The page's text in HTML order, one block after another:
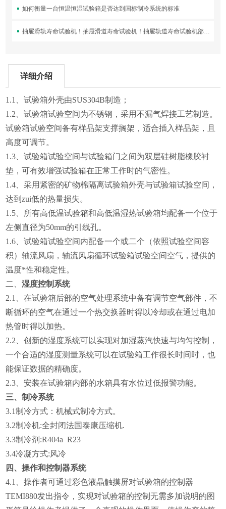
如何衡量一台恒温恒湿试验箱是否达到国标制冷系统的标准
抽屉滑轨寿命试验机！抽屉滑道寿命试验机！抽屉轨道寿命试验机部分客户订购！
详细介绍
1.1、试验箱外壳由SUS304B制造；
1.2、试验箱试验空间为不锈钢，采用不漏气焊接工艺制造。
试验箱试验空间备有样品架支撑搁架，适合插入样品架，且
高度可调节。
1.3、试验箱试验空间与试验箱门之间为双层硅树脂橡胶衬
垫，可有效增强试验箱在正常工作时的气密性。
1.4、采用紧密的矿物棉隔离试验箱外壳与试验箱试验空间，
达到zui低的热量损失。
1.5、所有高低温试验箱和高低温湿热试验箱均配备一个位于
左侧直径为50mm的引线孔。
1.6、试验箱试验空间内配备一个或二个（依照试验空间容
积）轴流风扇，轴流风扇循环试验箱试验空间空气，提供的
温度*性和稳定性。
二、湿度控制系统
2.1、在试验箱后部的空气处理系统中备有调节空气部件，不
断循环的空气在通过一个热交换器时得以冷却或在通过电加
热管时得以加热。
2.2、创新的湿度系统可以实现对加湿蒸汽快速与均匀控制，
一个合适的湿度测量系统可以在试验箱工作很长时间时，也
能保证数据的精确度。
2.3、安装在试验箱内部的水箱具有水位过低报警功能。
三、制冷系统
3.1制冷方式：机械式制冷方式。
3.2制冷机:全封闭法国泰康压缩机.
3.3制冷剂:R404a R23
3.4冷凝方式:风冷
四、操作和控制器系统
4.1、操作者可通过彩色液晶触摸屏对试验箱的控制器
TEMI880发出指令，实现对试验箱的控制无需多加说明的图